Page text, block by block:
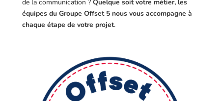
de la communication ? Quelque soit votre métier, les
équipes du Groupe Offset 5 nous vous accompagne à
chaque étape de votre projet.